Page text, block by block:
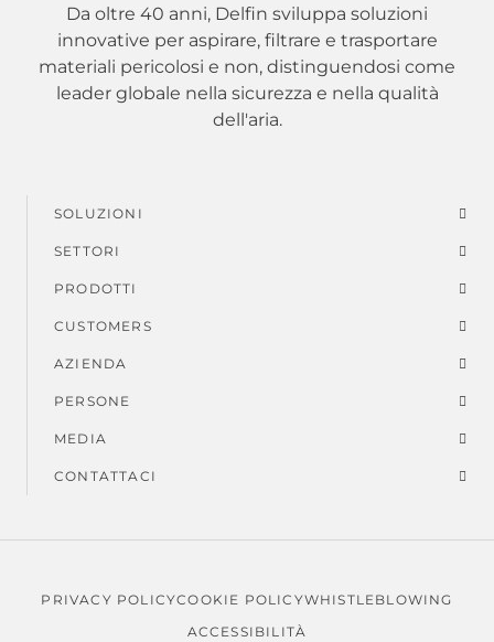
Da oltre 40 anni, Delfin sviluppa soluzioni
innovative per aspirare, filtrare e trasportare
materiali pericolosi e non, distinguendosi come
leader globale nella sicurezza e nella qualità
dell'aria.
Menu
di
piè
di
pagina
SOLUZIONI
SETTORI
PRODOTTI
CUSTOMERS
AZIENDA
PERSONE
MEDIA
CONTATTACI
PRIVACY POLICYCOOKIE POLICYWHISTLEBLOWING
ACCESSIBILITÀ